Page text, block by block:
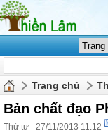
Trang chủ
Bản chất đạo
Thứ tư - 27/11/2013 11:12